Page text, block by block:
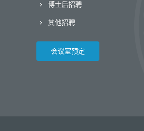
博士后招聘
其他招聘
会议室预定